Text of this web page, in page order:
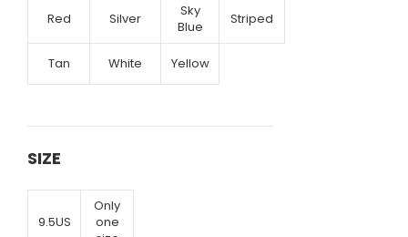
Red Silver
Sky
Blue
Striped
Tan White Yellow
SIZE
9.5US
Only
one